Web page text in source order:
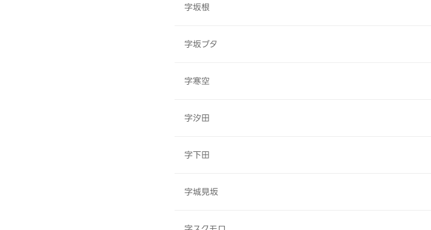
字坂根
字坂ブタ
字寒空
字汐田
字下田
字城見坂